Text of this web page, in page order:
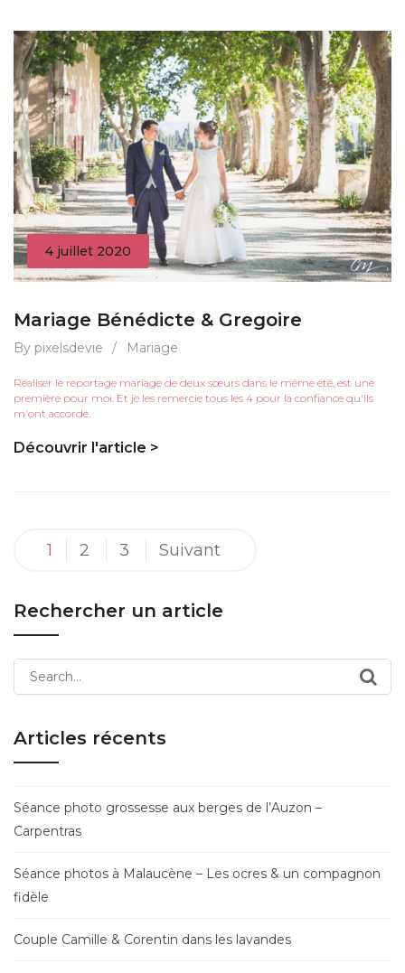
4 juillet 2020
Mariage Bénédicte & Gregoire
By pixelsdevie / Mariage
Réaliser le reportage mariage de deux sœurs dans le même été, est une
première pour moi. Et je les remercie tous les 4 pour la confiance qu'ils
m'ont accordé.
Découvrir l'article >
Pagination
1 2 3 Suivant
Rechercher un article
Search
for:
Articles récents
Séance photo grossesse aux berges de l’Auzon –
Carpentras
Séance photos à Malaucène – Les ocres & un compagnon
fidèle
Couple Camille & Corentin dans les lavandes